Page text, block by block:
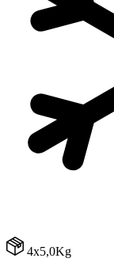
4x5,0Kg